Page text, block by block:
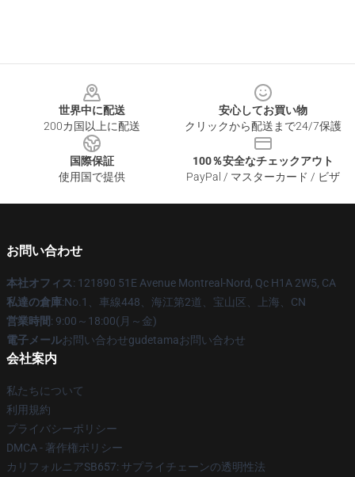
世界中に配送
200カ国以上に配送
安心してお買い物
クリックから配送まで24/7保護
国際保証
使用国で提供
100％安全なチェックアウト
PayPal / マスターカード / ビザ
お問い合わせ
本社オフィス: 121890 51E Avenue Montreal-Nord, Qc H1A 2W5, CA
私達の倉庫:No.1、車線448、海江第2道、宝山区、上海、CN
営業時間: 9:00～18:00(月～金)
電子メールお問い合わせgudetamaお問い合わせ
会社案内
私たちについて
利用規約
プライバシーポリシー
DMCA - 著作権ポリシー
カリフォルニアSB657: サプライチェーンの透明性法